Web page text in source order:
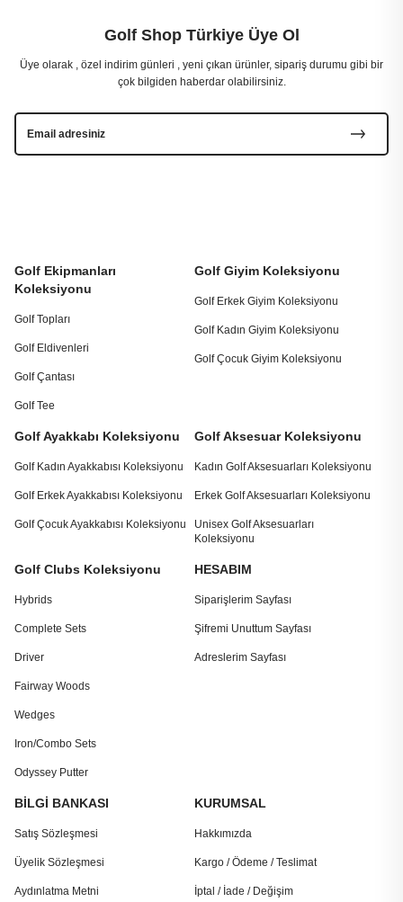
Golf Ekipmanları
Koleksiyonu
Golf Topları
Golf Eldivenleri
Golf Çantası
Golf Tee
Golf Giyim Koleksiyonu
Golf Erkek Giyim Koleksiyonu
Golf Kadın Giyim Koleksiyonu
Golf Çocuk Giyim Koleksiyonu
Golf Ayakkabı Koleksiyonu
Golf Kadın Ayakkabısı Koleksiyonu
Golf Erkek Ayakkabısı Koleksiyonu
Golf Çocuk Ayakkabısı Koleksiyonu
Golf Aksesuar Koleksiyonu
Kadın Golf Aksesuarları Koleksiyonu
Erkek Golf Aksesuarları Koleksiyonu
Unisex Golf Aksesuarları
Koleksiyonu
Golf Clubs Koleksiyonu
Hybrids
Complete Sets
Driver
Fairway Woods
Wedges
Iron/Combo Sets
Odyssey Putter
HESABIM
Siparişlerim Sayfası
Şifremi Unuttum Sayfası
Adreslerim Sayfası
BİLGİ BANKASI
Satış Sözleşmesi
Üyelik Sözleşmesi
Aydınlatma Metni
KURUMSAL
Hakkımızda
Kargo / Ödeme / Teslimat
İptal / İade / Değişim
Golf Shop Türkiye Üye Ol
Üye olarak , özel indirim günleri , yeni çıkan ürünler, sipariş durumu gibi bir
çok bilgiden haberdar olabilirsiniz.